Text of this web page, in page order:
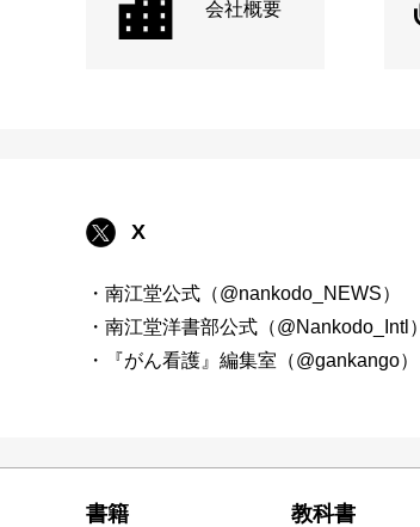
会社概要
X
・南江堂公式（@nankodo_NEWS）
・南江堂洋書部公式（@Nankodo_Intl）
・『がん看護』編集室（@gankango）
書籍 教科書